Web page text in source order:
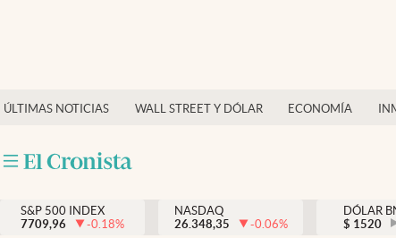
ÚLTIMAS NOTICIAS WALL STREET Y DÓLAR ECONOMÍA
Finanzas y economía
Inmigración
Trending
S&P 500 INDEX
7709,96
-0.18%
NASDAQ
26.348,35
-0.06%
DÓLAR
$ 1520